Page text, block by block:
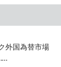
外国為替市場